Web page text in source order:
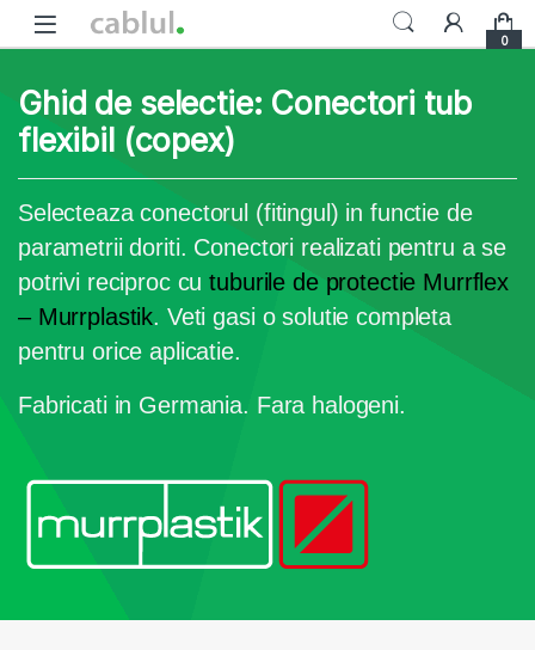
Skip to navigation
Skip to content
0
Ghid de selectie: Conectori tub
flexibil (copex)
Selecteaza conectorul (fitingul) in functie de
parametrii doriti. Conectori realizati pentru a se
potrivi reciproc cutuburile de protectie Murrflex
– Murrplastik. Veti gasi o solutie completa
pentru orice aplicatie.
Fabricati in Germania. Fara halogeni.